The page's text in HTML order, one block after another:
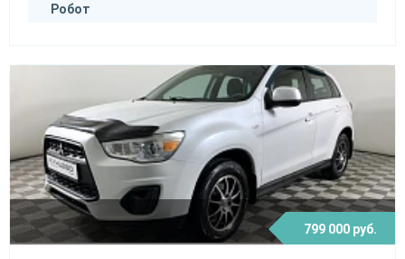
Робот
799 000 руб.